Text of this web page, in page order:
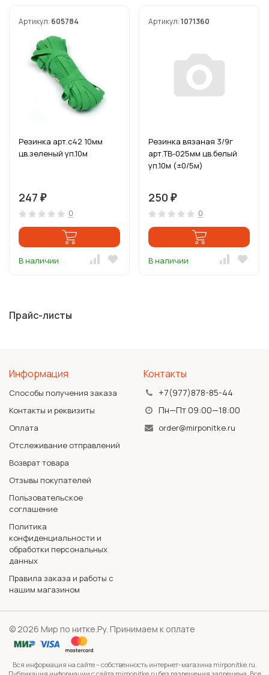
Артикул: 605784
Резинка арт.с42 10мм
цв.зеленый уп.10м
247 ₽
0
В наличии
Артикул:1071360
Резинка вязаная 3/9г
арт.ТВ-025мм цв.белый
уп.10м (±0/5м)
250 ₽
0
В наличии
Прайс-листы
Информация
Способы получения заказа
Контакты и реквизиты
Оплата
Отслеживание отправлений
Возврат товара
Отзывы покупателей
Пользовательское
соглашение
Политика
конфиденциальности и
обработки персональных
данных
Правила заказа и работы с
нашим магазином
Контакты
+7(977)878-85-44
Пн—Пт 09:00—18:00
order@mirponitke.ru
© 2026 Мир по нитке.Ру. Принимаем к оплате
Вся информация на сайте – собственность интернет-магазина mirponitke.ru.